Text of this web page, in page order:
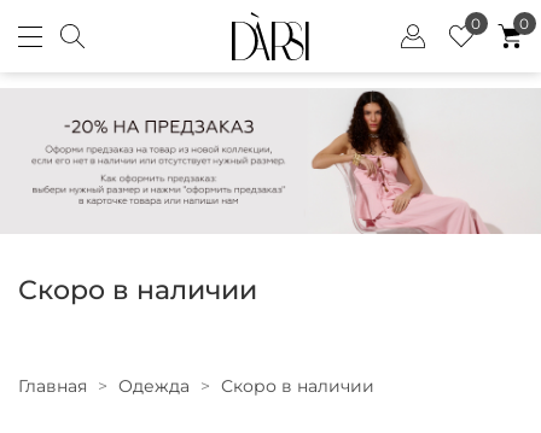
0 0
Скоро в наличии
Главная Одежда Скоро в наличии